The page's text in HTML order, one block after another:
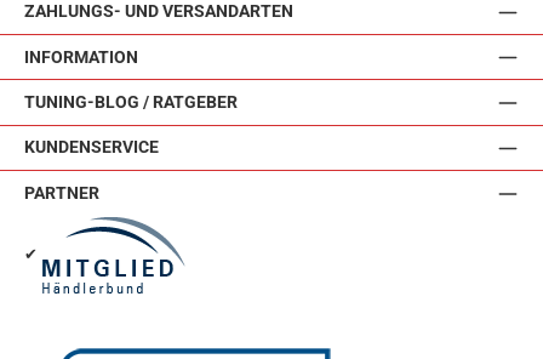
ZAHLUNGS- UND VERSANDARTEN
INFORMATION
TUNING-BLOG / RATGEBER
KUNDENSERVICE
PARTNER
✔